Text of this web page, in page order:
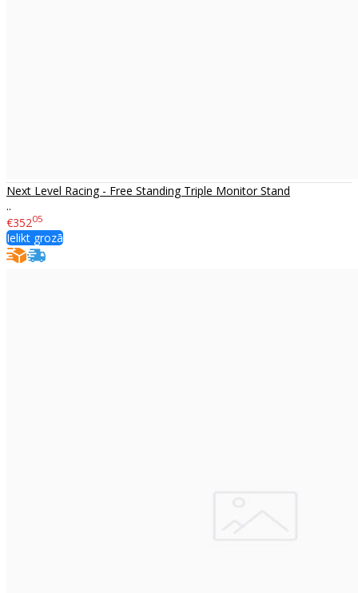
Next Level Racing - Free Standing Triple Monitor Stand
..
€35205
Ielikt grozā